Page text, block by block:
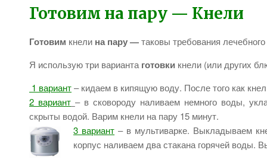
Готовим на пару — Кнели
Готовим кнели на пару —таковы требования
Я использую три варианта готовки кнели (или других
1 вариант– кидаем в кипящую воду. После того как
2 вариант – в сковороду наливаем немного воды,
скрыты водой. Варим кнели на пару 15 минут.
3 вариант – в мультиварке. Выкладываем
корпус наливаем два стакана горячей воды.